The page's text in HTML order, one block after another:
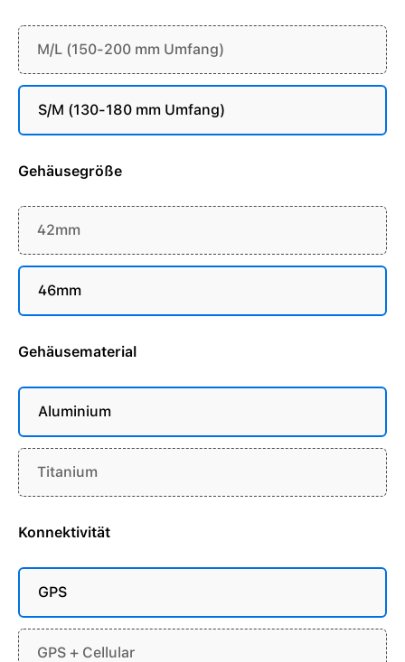
M/L (150-200 mm Umfang)
S/M (130-180 mm Umfang)
Gehäusegröße
42mm
46mm
Gehäusematerial
Aluminium
Titanium
Konnektivität
GPS
GPS + Cellular